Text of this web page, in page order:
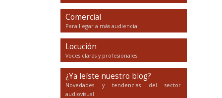
Comercial
Para llegar a más audiencia
Locución
Voces claras y profesionales
¿Ya leíste nuestro blog?
Novedades y tendencias del sector
audiovisual